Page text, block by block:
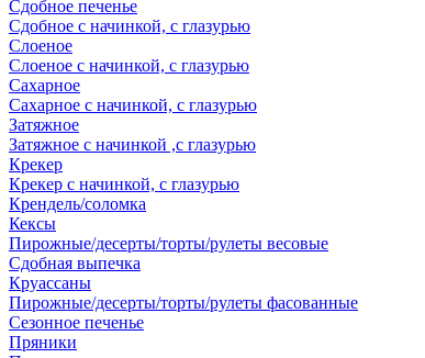
Сдобное печенье
Сдобное с начинкой, с глазурью
Слоеное
Слоеное с начинкой, с глазурью
Сахарное
Сахарное с начинкой, с глазурью
Затяжное
Затяжное с начинкой ,с глазурью
Крекер
Крекер с начинкой, с глазурью
Крендель/соломка
Кексы
Пирожные/десерты/торты/рулеты весовые
Сдобная выпечка
Круассаны
Пирожные/десерты/торты/рулеты фасованные
Сезонное печенье
Пряники